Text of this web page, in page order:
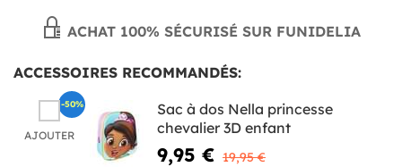
ACHAT 100% SÉCURISÉ SUR FUNIDELIA
ACCESSOIRES RECOMMANDÉS:
AJOUTER
Sac à dos Nella princesse
chevalier 3D enfant
9,95 € 19,95 €
-50%